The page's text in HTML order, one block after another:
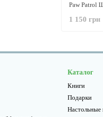
Paw Patrol
1 150 грн
Каталог
Книги
Подарки
Настольные